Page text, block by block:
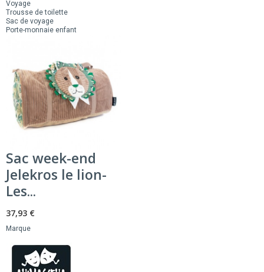
Voyage
Trousse de toilette
Sac de voyage
Porte-monnaie enfant
Sac week-end
Jelekros le lion-
Les...
37,93 €
Marque